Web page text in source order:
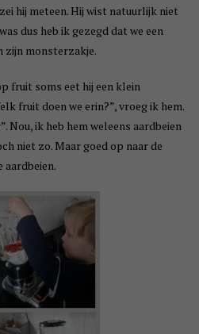
hij meteen. Hij wist natuurlijk niet
dus heb ik gezegd dat we een
zijn monsterzakje.
fruit soms eet hij een klein
fruit doen we erin?”, vroeg ik hem.
Nou, ik heb hem weleens aardbeien
niet zo. Maar goed op naar de
aardbeien.